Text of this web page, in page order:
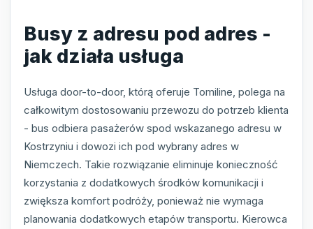
Busy z adresu pod adres -
jak działa usługa
Usługa door-to-door, którą oferuje Tomiline, polega na
całkowitym dostosowaniu przewozu do potrzeb klienta
- bus odbiera pasażerów spod wskazanego adresu w
Kostrzyniu i dowozi ich pod wybrany adres w
Niemczech. Takie rozwiązanie eliminuje konieczność
korzystania z dodatkowych środków komunikacji i
zwiększa komfort podróży, ponieważ nie wymaga
planowania dodatkowych etapów transportu. Kierowca